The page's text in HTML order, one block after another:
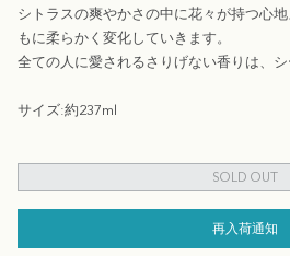
シトラスの爽やかさの中に花々が持つ心
もに柔らかく変化していきます。
全ての人に愛されるさりげない香りは、シ
サイズ:約237ml
SOLD OUT
再入荷通知